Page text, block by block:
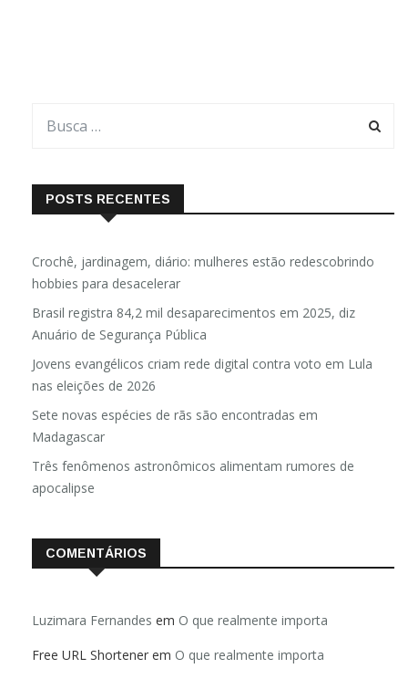
POSTS RECENTES
Crochê, jardinagem, diário: mulheres estão redescobrindo
hobbies para desacelerar
Brasil registra 84,2 mil desaparecimentos em 2025, diz
Anuário de Segurança Pública
Jovens evangélicos criam rede digital contra voto em Lula
nas eleições de 2026
Sete novas espécies de rãs são encontradas em
Madagascar
Três fenômenos astronômicos alimentam rumores de
apocalipse
COMENTÁRIOS
Luzimara Fernandes em O que realmente importa
Free URL Shortener em O que realmente importa